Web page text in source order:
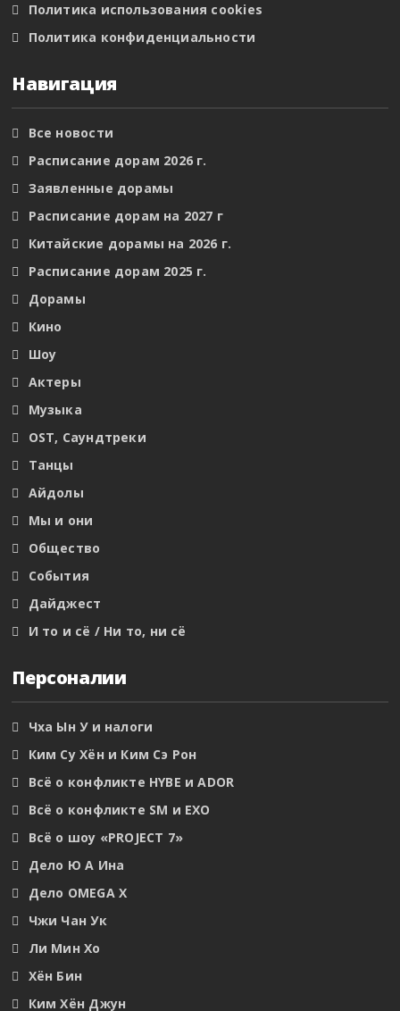
Политика использования cookies
Политика конфиденциальности
Навигация
Все новости
Расписание дорам 2026 г.
Заявленные дорамы
Расписание дорам на 2027 г
Китайские дорамы на 2026 г.
Расписание дорам 2025 г.
Дорамы
Кино
Шоу
Актеры
Музыка
OST, Саундтреки
Танцы
Айдолы
Мы и они
Общество
События
Дайджест
И то и сё / Ни то, ни сё
Персоналии
Чха Ын У и налоги
Ким Су Хён и Ким Сэ Рон
Всё о конфликте HYBE и ADOR
Всё о конфликте SM и EXO
Всё о шоу «PROJECT 7»
Дело Ю А Ина
Дело OMEGA X
Чжи Чан Ук
Ли Мин Хо
Хён Бин
Ким Хён Джун